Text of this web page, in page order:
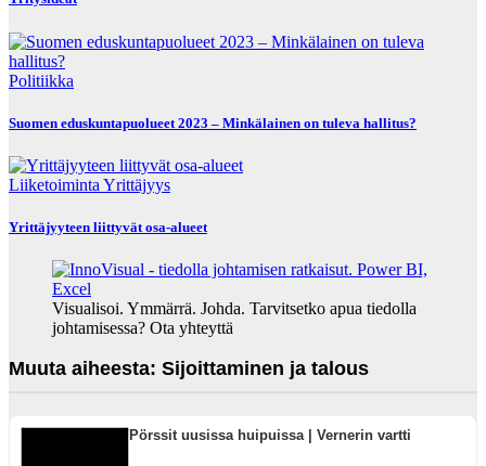
Politiikka
Suomen eduskuntapuolueet 2023 – Minkälainen on tuleva hallitus?
Liiketoiminta Yrittäjyys
Yrittäjyyteen liittyvät osa-alueet
Visualisoi. Ymmärrä. Johda. Tarvitsetko apua tiedolla
johtamisessa? Ota yhteyttä
Muuta aiheesta: Sijoittaminen ja talous
Pörssit uusissa huipuissa | Vernerin vartti